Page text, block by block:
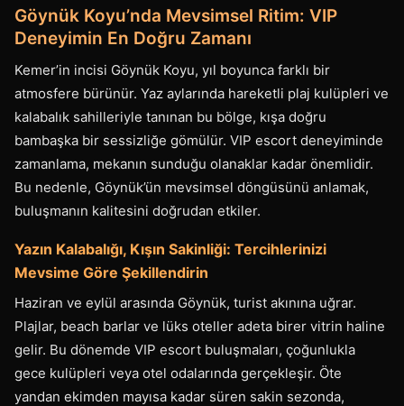
Göynük Koyu’nda Mevsimsel Ritim: VIP
Deneyimin En Doğru Zamanı
Kemer’in incisi Göynük Koyu, yıl boyunca farklı bir
atmosfere bürünür. Yaz aylarında hareketli plaj kulüpleri ve
kalabalık sahilleriyle tanınan bu bölge, kışa doğru
bambaşka bir sessizliğe gömülür. VIP escort deneyiminde
zamanlama, mekanın sunduğu olanaklar kadar önemlidir.
Bu nedenle, Göynük’ün mevsimsel döngüsünü anlamak,
buluşmanın kalitesini doğrudan etkiler.
Yazın Kalabalığı, Kışın Sakinliği: Tercihlerinizi
Mevsime Göre Şekillendirin
Haziran ve eylül arasında Göynük, turist akınına uğrar.
Plajlar, beach barlar ve lüks oteller adeta birer vitrin haline
gelir. Bu dönemde VIP escort buluşmaları, çoğunlukla
gece kulüpleri veya otel odalarında gerçekleşir. Öte
yandan ekimden mayısa kadar süren sakin sezonda,